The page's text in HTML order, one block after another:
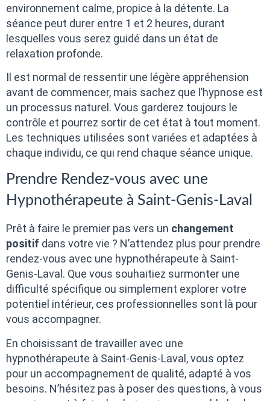
environnement calme, propice à la détente. La
séance peut durer entre 1 et 2 heures, durant
lesquelles vous serez guidé dans un état de
relaxation profonde.
Il est normal de ressentir une légère appréhension
avant de commencer, mais sachez que l’hypnose est
un processus naturel. Vous garderez toujours le
contrôle et pourrez sortir de cet état à tout moment.
Les techniques utilisées sont variées et adaptées à
chaque individu, ce qui rend chaque séance unique.
Prendre Rendez-vous avec une
Hypnothérapeute à Saint-Genis-Laval
Prêt à faire le premier pas vers un changement
positif dans votre vie ? N’attendez plus pour prendre
rendez-vous avec une hypnothérapeute à Saint-
Genis-Laval. Que vous souhaitiez surmonter une
difficulté spécifique ou simplement explorer votre
potentiel intérieur, ces professionnelles sont là pour
vous accompagner.
En choisissant de travailler avec une
hypnothérapeute à Saint-Genis-Laval, vous optez
pour un accompagnement de qualité, adapté à vos
besoins. N’hésitez pas à poser des questions, à vous